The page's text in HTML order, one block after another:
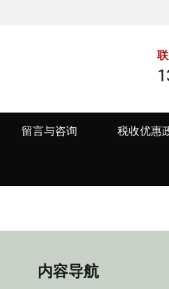
留言与咨询 税收优惠
内容导航